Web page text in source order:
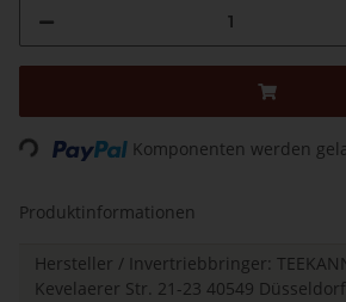
Loading... Komponenten werden
Produktinformationen
Hersteller / Invertriebbringer:
Kevelaerer Str. 21-23 40549 Düsseldorf